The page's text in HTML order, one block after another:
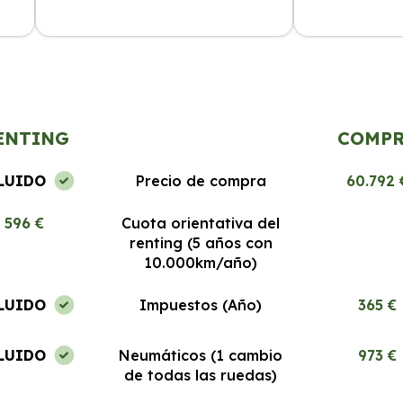
Precio de compra 60.792
596 €
Cuota orientativa del
renting (5 años con
10.000km/año)
Impuestos (Año) 365 €
Neumáticos (1 cambio
de todas las ruedas)
973 €